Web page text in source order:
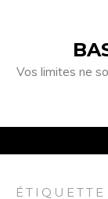
Vos limites ne